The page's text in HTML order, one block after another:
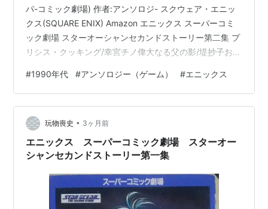
パ-コミック劇場) 作者:アンソロジ- スクウェア・エニッ
クス(SQUARE ENIX) Amazon エニックス スーパーコミ
ック劇場 スターオーシャンセカンドストーリー第二集 プ
リシス・クッキング/幸宮チノ偉大なる父の影/堤抄子お兄
ってます/梶原あや爆撃☆宇宙人記者チサト/海河まみ
BABY×3/成原とんみきみの強さ/林ふみの寂しさのかけ
ら/水谷悠珠ジェラシー/まじめたかこPride/MAKOTO2号
おしゃれ関係/酒乃渉Human potential/佐伯弥四郎まいご
の…
#1990年代 #アンソロジー（ゲーム） #エニックス
玩物喪史 • 3ヶ月前
エニックス スーパーコミック劇場 スターオー
シャンセカンドストーリー第一集